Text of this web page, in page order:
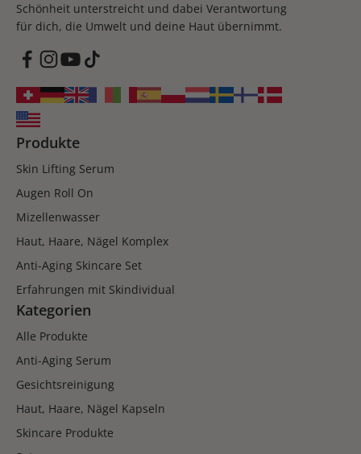
Schönheit unterstreicht und dabei Verantwortung
für dich, die Umwelt und deine Haut übernimmt.
Produkte
Skin Lifting Serum
Augen Roll On
Mizellenwasser
Haut, Haare, Nägel Komplex
Anti-Aging Skincare Set
Erfahrungen mit Skindividual
Kategorien
Alle Produkte
Anti-Aging Serum
Gesichtsreinigung
Haut, Haare, Nägel Kapseln
Skincare Produkte